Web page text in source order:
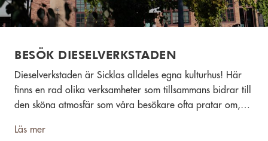
BESÖK DIESELVERKSTADEN
Dieselverkstaden är Sicklas alldeles egna kulturhus! Här
finns en rad olika verksamheter som tillsammans bidrar till
den sköna atmosfär som våra besökare ofta pratar om,
klätterverket, restaurang och fik samt mycket mer. Varmt
Läs mer